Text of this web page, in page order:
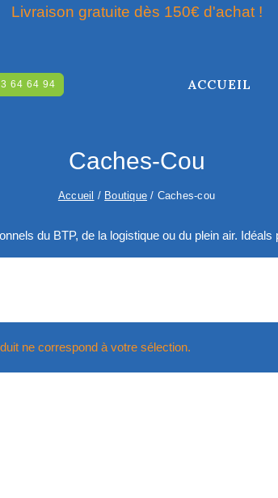
Livraison gratuite dès 150€ d'achat !
64 64 94 ACCUEIL
Caches-Cou
Accueil / Boutique / Caches-cou
du BTP, de la logistique ou du plein air.
ne correspond à votre sélection.